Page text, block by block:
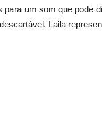
para um som que pode
Laila